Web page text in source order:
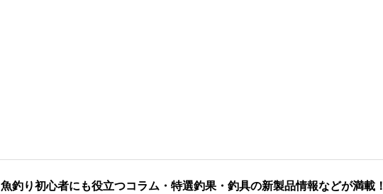
魚釣り初心者にも役立つコラム・特選釣果・釣具の新製品情報などが満載！